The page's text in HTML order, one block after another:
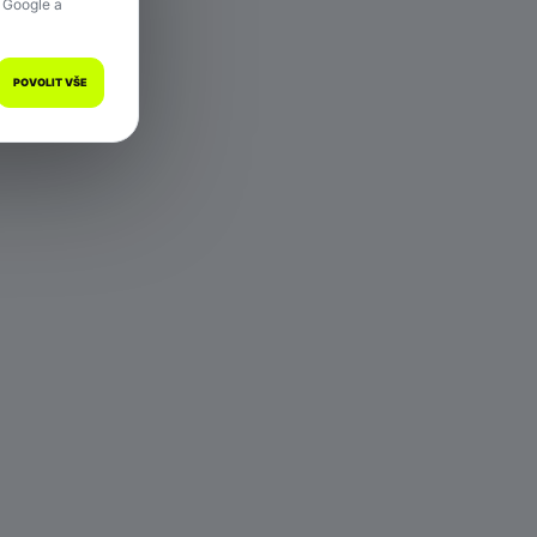
a
POVOLIT VŠE